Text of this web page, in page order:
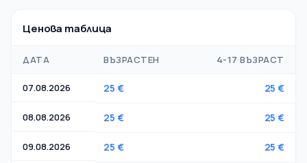
Ценова таблица
ДАТА ВЪЗРАСТЕН 4-17 ВЪЗРАСТ
07.08.2026 25 € 25 €
08.08.2026 25 € 25 €
09.08.2026 25 € 25 €